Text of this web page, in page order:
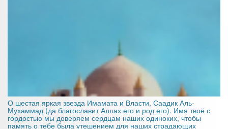
О шестая яркая звезда Имамата и Власти, Саадик Аль-
Мухаммад (да благославит Аллах его и род его). Имя твоё с
гордостью мы доверяем сердцам наших одиноких, чтобы
память о тебе была утешением для наших страдающих